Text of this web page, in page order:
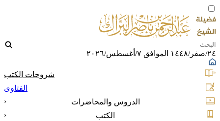
٢٤/صفر/١٤٤٨ الموافق ٧/أغسطس/٢٠٢٦
شروحات الكتب
الفتاوى
الدروس والمحاضرات
‹
الكتب
‹